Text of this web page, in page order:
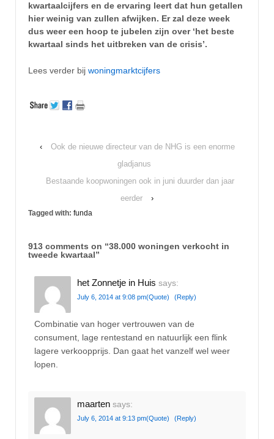
kwartaalcijfers en de ervaring leert dat hun getallen
hier weinig van zullen afwijken. Er zal deze week
dus weer een hoop te jubelen zijn over ‘het beste
kwartaal sinds het uitbreken van de crisis’.
Lees verder bij woningmarktcijfers
‹
Ook de nieuwe directeur van de NHG is een enorme
gladjanus
Bestaande koopwoningen ook in juni duurder dan jaar
eerder
›
Tagged with: funda
913 comments on “38.000 woningen verkocht in
tweede kwartaal”
het Zonnetje in Huis says:
July 6, 2014 at 9:08 pm(Quote) (Reply)
Combinatie van hoger vertrouwen van de
consument, lage rentestand en natuurlijk een flink
lagere verkoopprijs. Dan gaat het vanzelf wel weer
lopen.
maarten says:
July 6, 2014 at 9:13 pm(Quote) (Reply)